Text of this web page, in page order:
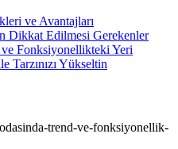
ve Avantajları
Dikkat Edilmesi Gerekenler
Fonksiyonellikteki Yeri
Tarzınızı Yükseltin
trend-ve-fonksiyonellik-